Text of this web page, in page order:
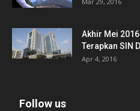
Akhir Mei
Terapkan SIN
Apr 4, 2016
Follow us